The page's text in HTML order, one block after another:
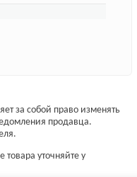
за собой право изменять
продавца.
уточняйте у